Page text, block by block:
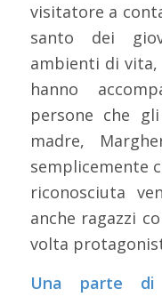
visitatore a
santo dei
ambienti di
hanno
persone che
madre,
semplicemente
riconosciuta
anche ragazzi
volta
Una parte di